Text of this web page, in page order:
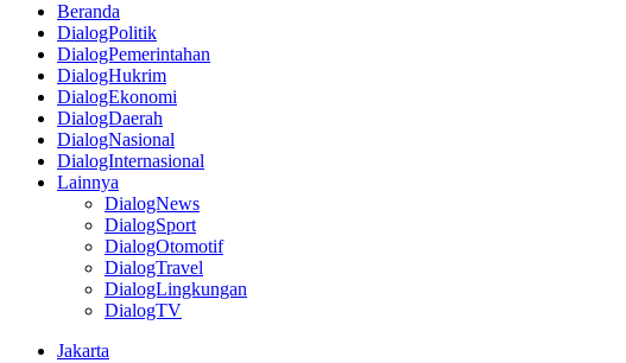
Beranda
DialogPolitik
DialogPemerintahan
DialogHukrim
DialogEkonomi
DialogDaerah
DialogNasional
DialogInternasional
Lainnya
DialogNews
DialogSport
DialogOtomotif
DialogTravel
DialogLingkungan
DialogTV
Jakarta